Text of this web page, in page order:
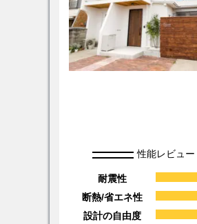
性能レビュー
耐震性
断熱/省エネ性
設計の自由度